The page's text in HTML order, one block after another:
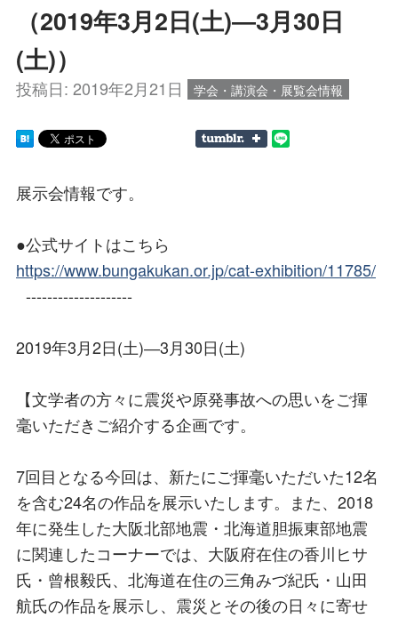
（2019年3月2日(土)―3月30日
(土)）
投稿日: 2019年2月21日 学会・講演会・展覧会情報
展示会情報です。
●公式サイトはこちら
https://www.bungakukan.or.jp/cat-exhibition/11785/
--------------------
2019年3月2日(土)―3月30日(土)
【文学者の方々に震災や原発事故への思いをご揮
毫いただきご紹介する企画です。
7回目となる今回は、新たにご揮毫いただいた12名
を含む24名の作品を展示いたします。また、2018
年に発生した大阪北部地震・北海道胆振東部地震
に関連したコーナーでは、大阪府在住の香川ヒサ
氏・曾根毅氏、北海道在住の三角みづ紀氏・山田
航氏の作品を展示し、震災とその後の日々に寄せ